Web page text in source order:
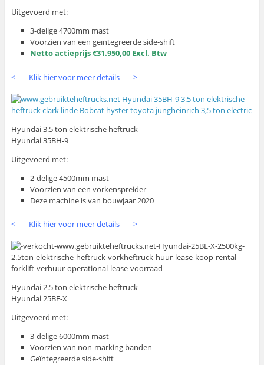
Uitgevoerd met:
3-delige 4700mm mast
Voorzien van een geïntegreerde side-shift
Netto actieprijs €31.950,00 Excl. Btw
< —- Klik hier voor meer details —- >
Hyundai 3.5 ton elektrische heftruck
Hyundai 35BH-9
Uitgevoerd met:
2-delige 4500mm mast
Voorzien van een vorkenspreider
Deze machine is van bouwjaar 2020
< —- Klik hier voor meer details —- >
Hyundai 2.5 ton elektrische heftruck
Hyundai 25BE-X
Uitgevoerd met:
3-delige 6000mm mast
Voorzien van non-marking banden
Geïntegreerde side-shift